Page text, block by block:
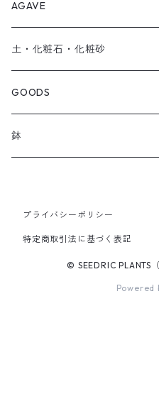
AGAVE
SEEDRIC Signature
SEEDRIC Heritage
SEEDRIC Scion
SEEDRIC Select
土・化粧石・化粧砂
アガベ用の土
化粧石・化粧砂
GOODS
ソイルスティック
アパレル
鉢
2.5号鉢
プライバシーポリシー
特定商取引法に基づく表記
© SEEDRIC PLANTS
Powered